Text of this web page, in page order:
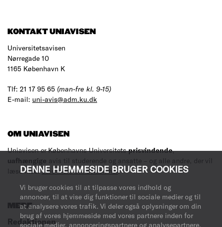
DENNE HJEMMESIDE BRUGER COOKIES
Vi bruger cookies til at tilpasse vores indhold og
annoncer, til at vise dig funktioner til sociale medier og til
at analysere vores trafik. Vi deler også oplysninger om din
brug af vores hjemmeside med vores partnere inden for
sociale medier, annonceringspartnere og analysepartnere.
KONTAKT UNIAVISEN
Universitetsavisen
Nørregade 10
1165 København K
Tlf: 21 17 95 65 (man-fre kl. 9-15)
E-mail: uni-avis@adm.ku.dk
OM UNIAVISEN
Uniavisen er Københavns Universitetsprisvindende,
uafhængige avis til studerende og ansatte – og alle andre, der vil
læse med.Læs mere om avisen her.
MERE
Redaktionen